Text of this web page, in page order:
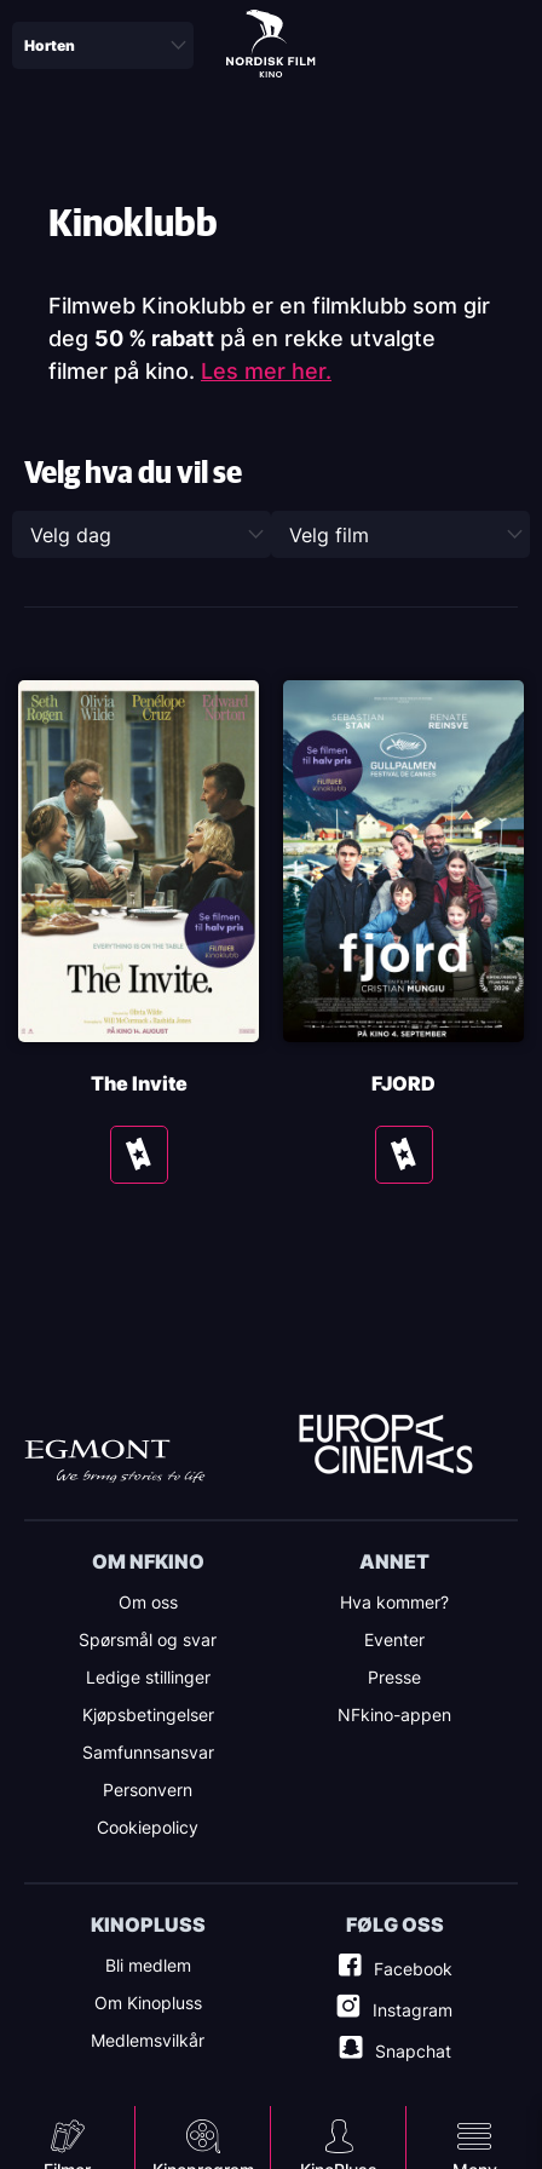
Kinoklubb
Filmweb Kinoklubb er en filmklubb som gir
deg 50 % rabatt på en rekke utvalgte
filmer på kino. Les mer her.
Velg hva du vil se
The Invite
Se
tider
FJORD
Se
tider
OM NFKINO
Om oss
Spørsmål og svar
Ledige stillinger
Kjøpsbetingelser
Samfunnsansvar
Personvern
Cookiepolicy
ANNET
Hva kommer?
Eventer
Presse
NFkino-appen
KINOPLUSS
Bli medlem
Om Kinopluss
Medlemsvilkår
FØLG OSS
Facebook
Instagram
Snapchat